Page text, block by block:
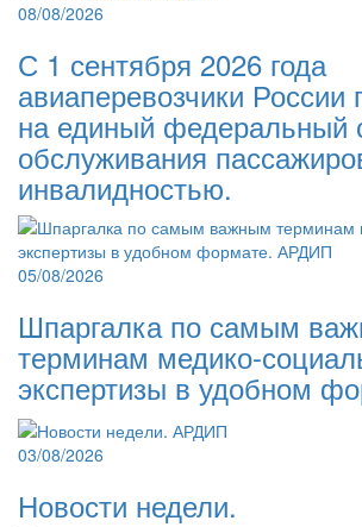
08/08/2026
С 1 сентября 2026 года
авиаперевозчики России
на единый федеральный
обслуживания
инвалидностью.
05/08/2026
Шпаргалка по самым
терминам медико-
экспертизы в удобном
03/08/2026
Новости недели.